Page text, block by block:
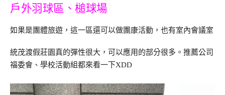
戶外羽球區、槌球場
如果是團體旅遊，這一區還可以做團康活動，也有室內會議室
統茂渡假莊園真的彈性很大，可以應用的部分很多。推薦公司
福委會、學校活動組都來看一下XDD